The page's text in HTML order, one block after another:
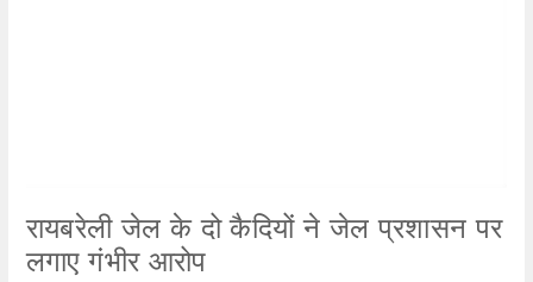
रायबरेली जेल के दो कैदियों ने जेल प्रशासन पर
लगाए गंभीर आरोप